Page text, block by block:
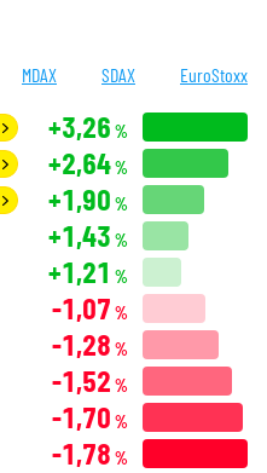
MDAX SDAX EuroStoxx
+3,26 %
+2,64%
+1,90 %
+1,43 %
+1,21 %
-1,07 %
-1,28 %
-1,52 %
-1,70 %
-1,78 %